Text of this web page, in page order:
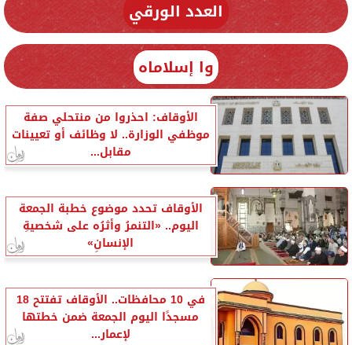
العدد الورقي
وا إسلاماه
الأوقاف: احذروا من منتحلي صفة
موظفي الوزارة.. لا وظائف أو تعيينات
مقابل...
الأوقاف تحدد موضوع خطبة الجمعة
اليوم.. «التنمرُ وأثرُه على شخصيةِ
الإنسانِ»
في 10 محافظات.. الأوقاف تفتتح 18
مسجدًا اليوم الجمعة ضمن خطتها
لإعمار...